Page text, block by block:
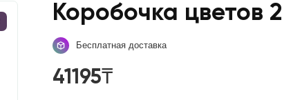
Коробочка цветов 2
Бесплатная доставка
41195₸